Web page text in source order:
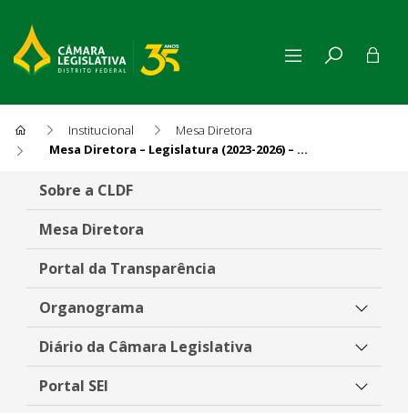
Institucional
Mesa Diretora
Mesa Diretora – Legislatura (2023-2026) – 1º Biênio
Mesa Diretora – Legislatura
Sobre a CLDF
Mesa Diretora
Portal da Transparência
Organograma
Diário da Câmara Legislativa
Portal SEI